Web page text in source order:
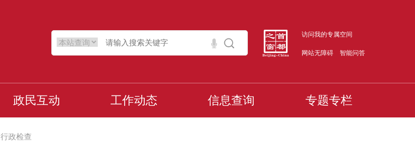
访问我的专属空间
网站无障碍 智能问答
政民互动 工作动态 信息查询 专题专栏
行政检查